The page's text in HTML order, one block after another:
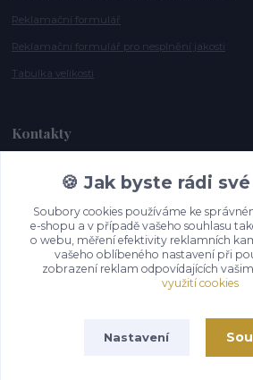
Reklamační formulář
Reklamační formulář pro nesplnění jakosti
Tabulka velikosti
Kontakty
Andrea Smělíková
+420 721 115 911
(Po-Pá, 10-16 hod.)
info@gazelky.cz
🍪 Jak byste rádi
Soubory cookies používáme ke
e-shopu a v případě vašeho souhlasu
o webu, měření efektivity reklamních
vašeho oblíbeného nastavení při
zobrazení reklam odpovídajících
využití cookies
Nastavení